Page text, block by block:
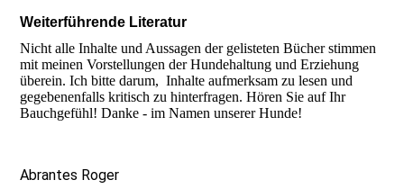
Weiterführende Literatur
Nicht alle Inhalte und Aussagen der gelisteten Bücher stimmen
mit meinen Vorstellungen der Hundehaltung und Erziehung
überein. Ich bitte darum, Inhalte aufmerksam zu lesen und
gegebenenfalls kritisch zu hinterfragen. Hören Sie auf Ihr
Bauchgefühl! Danke - im Namen unserer Hunde!
Abrantes Roger